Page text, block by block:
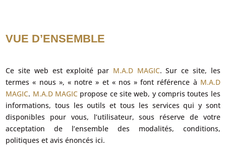
VUE D’ENSEMBLE
Ce site web est exploité par M.A.D MAGIC. Sur ce site, les
termes « nous », « notre » et « nos » font référence à M.A.D
MAGIC. M.A.D MAGICpropose ce site web, y compris toutes les
informations, tous les outils et tous les services qui y sont
disponibles pour vous, l’utilisateur, sous réserve de votre
acceptation de l’ensemble des modalités, conditions,
politiques et avis énoncés ici.